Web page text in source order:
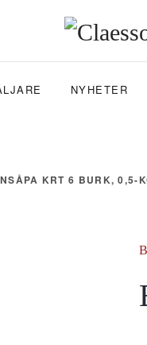
NYHETER
KRT 6 BURK, 0,5-